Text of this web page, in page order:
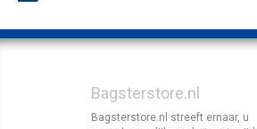
Bagsterstore.nl
Bagsterstore.nl streeft ernaar, u